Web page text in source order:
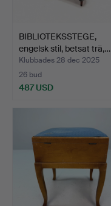
BIBLIOTEKSSTEGE,
engelsk stil, betsat trä,…
Klubbades 28 dec 2025
26 bud
487 USD